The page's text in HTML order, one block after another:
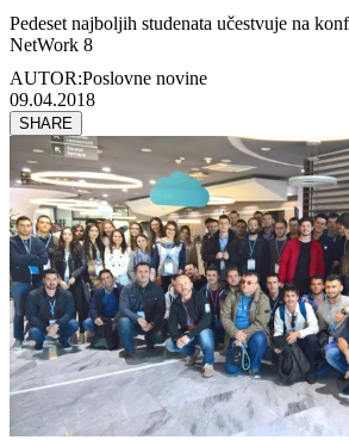
Pedeset najboljih studenata učestvuje na
NetWork 8
AUTOR:Poslovne novine
09.04.2018
SHARE